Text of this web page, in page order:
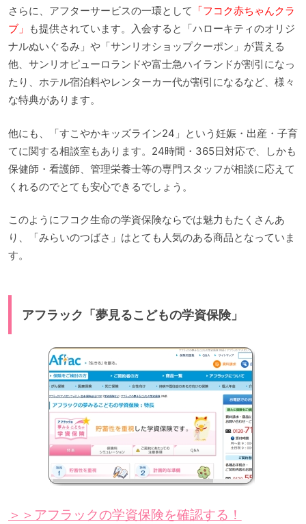
さらに、アフターサービスの一環として 「フコク赤ちゃんクラ
ブ」
も提供されています。入会すると「ハローキティのオリジ
ナルぬいぐるみ」や「サンリオショップクーポン」が貰える
他、サンリオピューロランドや富士急ハイランドが割引になっ
たり、ホテル宿泊料やレンターカー代が割引になるなど、様々
な特典があります。
他にも、「すこやかキッズライン24」という妊娠・出産・子育
てに関する相談室もあります。24時間・365日対応で、しかも
保健師・看護師、管理栄養士等の専門スタッフが相談に応えて
くれるのでとても安心できるでしょう。
このようにフコク生命の学資保険ならでは魅力もたくさんあ
り、「みらいのつばさ」はとても人気のある商品となっていま
す。
アフラック「夢見るこどもの学資保険」
＞＞アフラックの学資保険を確認する！